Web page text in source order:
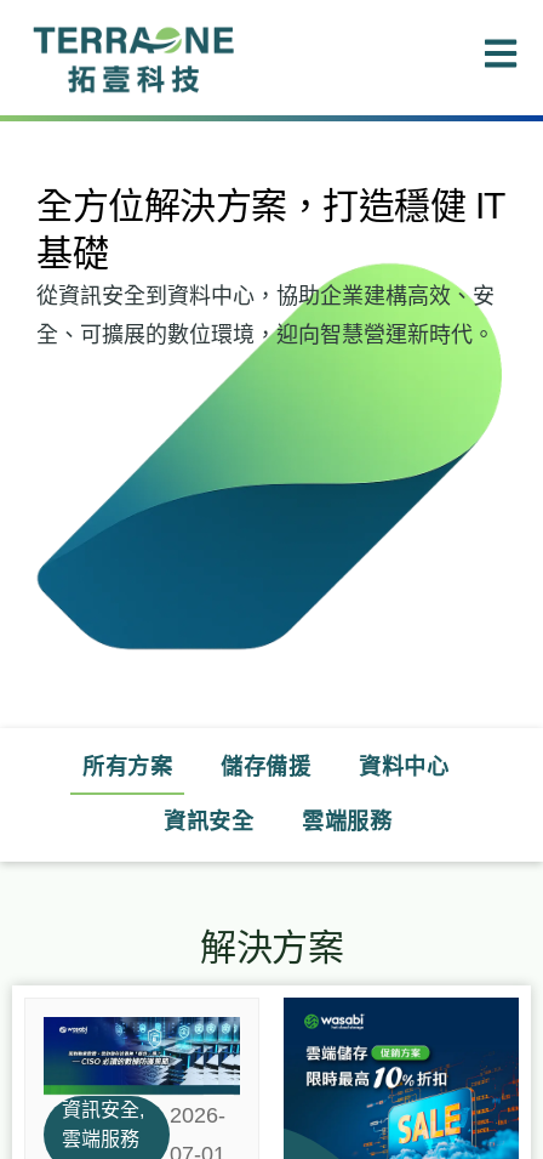
全方位解決方案，打造穩健 IT
基礎
從資訊安全到資料中心，協助企業建構高效、安
全、可擴展的數位環境，迎向智慧營運新時代。
所有方案 儲存備援 資料中心
資訊安全 雲端服務
解決方案
資訊安全,
雲端服務
2026-
PagePage